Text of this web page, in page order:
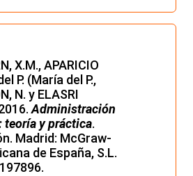
X.M., APARICIO
P. (María del P.,
N. y ELASRI
Administración
teoría y práctica.
Madrid: McGraw-
de España, S.L.